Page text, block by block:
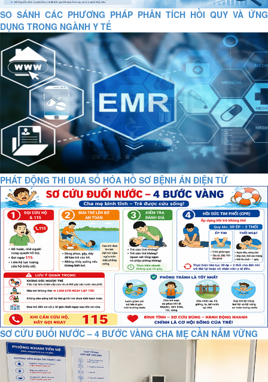
SO SÁNH CÁC PHƯƠNG PHÁP PHÂN TÍCH HỒI QUY VÀ ỨNG
DỤNG TRONG NGÀNH Y TẾ
PHÁT ĐỘNG THI ĐUA SỐ HÓA HỒ SƠ BỆNH ÁN ĐIỆN TỬ
SƠ CỨU ĐUỐI NƯỚC – 4 BƯỚC VÀNG CHA MẸ CẦN NẮM VỮNG